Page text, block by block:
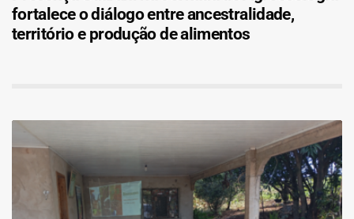
fortalece o diálogo entre ancestralidade,
território e produção de alimentos